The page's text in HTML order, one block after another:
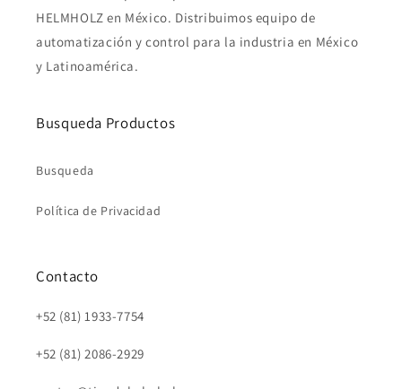
HELMHOLZ en México. Distribuimos equipo de
automatización y control para la industria en México
y Latinoamérica.
Busqueda Productos
Busqueda
Política de Privacidad
Contacto
+52 (81) 1933-7754
+52 (81) 2086-2929